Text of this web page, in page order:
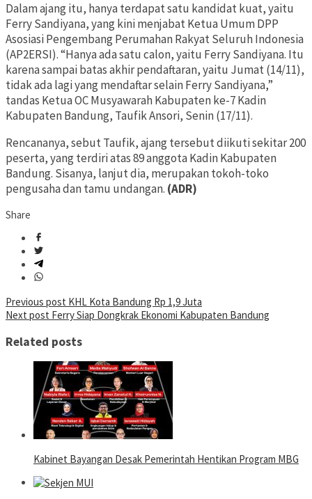
Dalam ajang itu, hanya terdapat satu kandidat kuat, yaitu
Ferry Sandiyana, yang kini menjabat Ketua Umum DPP
Asosiasi Pengembang Perumahan Rakyat Seluruh Indonesia
(AP2ERSI). “Hanya ada satu calon, yaitu Ferry Sandiyana. Itu
karena sampai batas akhir pendaftaran, yaitu Jumat (14/11),
tidak ada lagi yang mendaftar selain Ferry Sandiyana,”
tandas Ketua OC Musyawarah Kabupaten ke-7 Kadin
Kabupaten Bandung, Taufik Ansori, Senin (17/11).
Rencananya, sebut Taufik, ajang tersebut diikuti sekitar 200
peserta, yang terdiri atas 89 anggota Kadin Kabupaten
Bandung. Sisanya, lanjut dia, merupakan tokoh-toko
pengusaha dan tamu undangan. (ADR)
Share
Post
navigation
Previous post KHL Kota Bandung Rp 1,9 Juta
Next post Ferry Siap Dongkrak Ekonomi Kabupaten Bandung
Related posts
Kabinet Bayangan Desak Pemerintah Hentikan Program MBG